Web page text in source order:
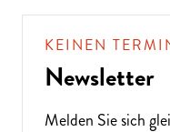
KEINEN
Newsletter
Melden Sie sich